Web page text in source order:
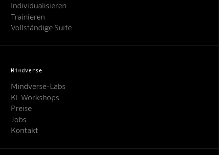
Individualisieren
Trainieren
Vollständige Suite
Mindverse
Mindverse-Labs
KI-Workshops
Preise
Jobs
Kontakt